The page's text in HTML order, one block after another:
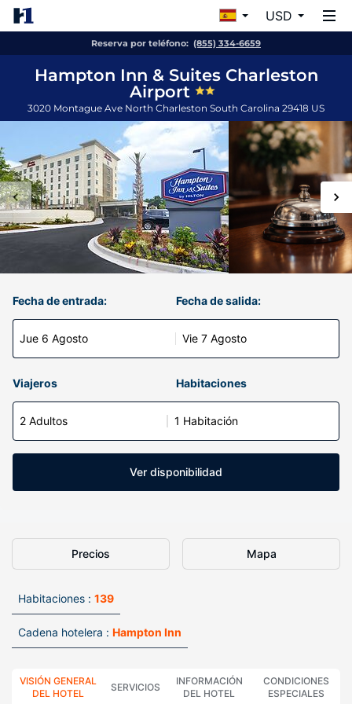
USD
Reserva por teléfono: (855) 334-6659
Hampton Inn & Suites Charleston
Airport
3020 Montague Ave North Charleston South Carolina 29418 US
Fecha de entrada:
Jue 6 Agosto
Fecha de salida:
Vie 7 Agosto
Viajeros Habitaciones
2 Adultos 1 Habitación
Ver disponibilidad
Precios Mapa
Habitaciones : 139
Cadena hotelera : Hampton Inn
VISIÓN GENERAL
DEL HOTEL
SERVICIOS
INFORMACIÓN
DEL HOTEL
CONDICIONES
ESPECIALES